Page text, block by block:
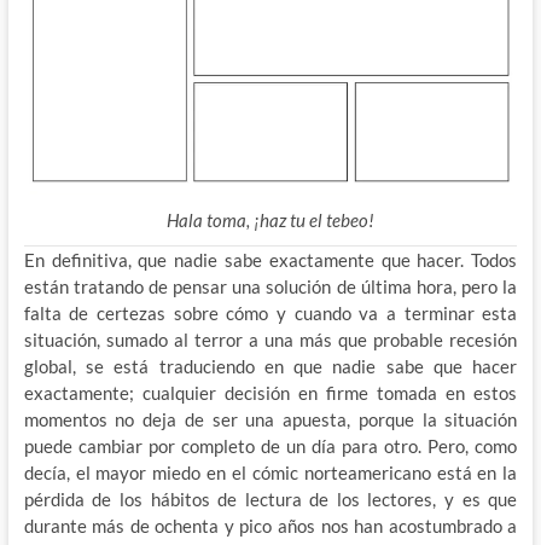
Hala toma, ¡haz tu el tebeo!
En definitiva, que nadie sabe exactamente que hacer. Todos
están tratando de pensar una solución de última hora, pero la
falta de certezas sobre cómo y cuando va a terminar esta
situación, sumado al terror a una más que probable recesión
global, se está traduciendo en que nadie sabe que hacer
exactamente; cualquier decisión en firme tomada en estos
momentos no deja de ser una apuesta, porque la situación
puede cambiar por completo de un día para otro. Pero, como
decía, el mayor miedo en el cómic norteamericano está en la
pérdida de los hábitos de lectura de los lectores, y es que
durante más de ochenta y pico años nos han acostumbrado a